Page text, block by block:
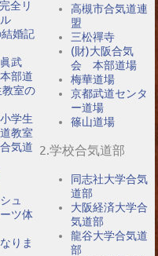
全リ
婚記
武
部道
教室の
学生
教室
気道
ュ
ツ体
りま
高槻市合気道連
盟
三松禪寺
(財)大阪合気
会 本部道場
梅華道場
京都武道センタ
ー道場
篠山道場
2.学校合気道部
同志社大学合気
道部
大阪経済大学合
気道部
龍谷大学合気道
部